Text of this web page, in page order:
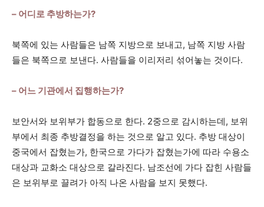
– 어디로 추방하는가?
북쪽에 있는 사람들은 남쪽 지방으로 보내고, 남쪽 지방 사람
들은 북쪽으로 보낸다. 사람들을 이리저리 섞어놓는 것이다.
– 어느 기관에서 집행하는가?
보안서와 보위부가 합동으로 한다. 2중으로 감시하는데, 보위
부에서 최종 추방결정을 하는 것으로 알고 있다. 추방 대상이
중국에서 잡혔는가, 한국으로 가다가 잡혔는가에 따라 수용소
대상과 교화소 대상으로 갈라진다. 남조선에 가다 잡힌 사람들
은 보위부로 끌려가 아직 나온 사람을 보지 못했다.